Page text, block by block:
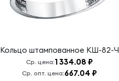
Кольцо штампованное КШ-82-Ч
Ср. цена:1 334.08 ₽
Ср. опт. цена:667.04 ₽